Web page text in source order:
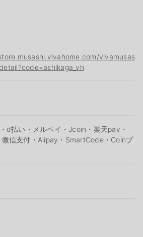
vivamusas
d払い・メルペイ・Jcoin・楽天pay・
微信支付・Alipay・SmartCode・Coinプ